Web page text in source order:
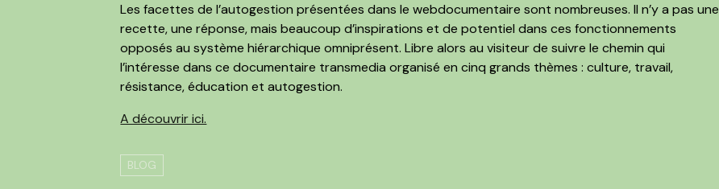
Les facettes de l’autogestion présentées dans le webdocumentaire sont nombreuses. Il n’y a pas une
recette, une réponse, mais beaucoup d’inspirations et de potentiel dans ces fonctionnements
opposés au système hiérarchique omniprésent. Libre alors au visiteur de suivre le chemin qui
l’intéresse dans ce documentaire transmedia organisé en cinq grands thèmes : culture, travail,
résistance, éducation et autogestion.
A découvrir ici.
BLOG